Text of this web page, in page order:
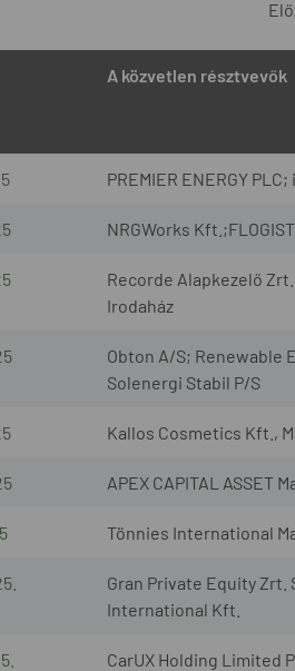
A közvetlen résztvevők
PREMIER ENERGY
NRGWorks
Recorde Alapkezelő
Irodaház
Obton A/S; Renewable
Solenergi Stabil P/S
Kallos Cosmetics Kft.,
APEX CAPITAL ASSET
Tönnies International
Gran Private Equity Zrt.
International Kft.
CarUX Holding Limited